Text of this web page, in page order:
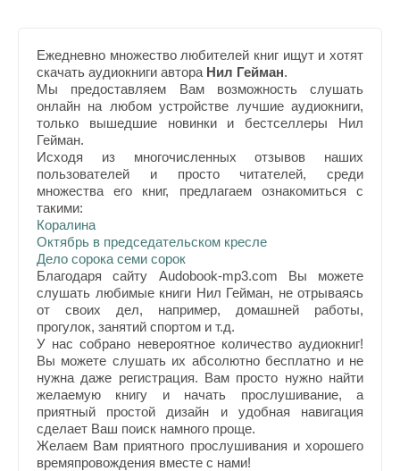
Ежедневно множество любителей книг ищут и хотят
скачать аудиокниги автора Нил Гейман.
Мы предоставляем Вам возможность слушать
онлайн на любом устройстве лучшие аудиокниги,
только вышедшие новинки и бестселлеры Нил
Гейман.
Исходя из многочисленных отзывов наших
пользователей и просто читателей, среди
множества его книг, предлагаем ознакомиться с
такими:
Коралина
Октябрь в председательском кресле
Дело сорока семи сорок
Благодаря сайту Audobook-mp3.com Вы можете
слушать любимые книги Нил Гейман, не отрываясь
от своих дел, например, домашней работы,
прогулок, занятий спортом и т.д.
У нас собрано невероятное количество аудиокниг!
Вы можете слушать их абсолютно бесплатно и не
нужна даже регистрация. Вам просто нужно найти
желаемую книгу и начать прослушивание, а
приятный простой дизайн и удобная навигация
сделает Ваш поиск намного проще.
Желаем Вам приятного прослушивания и хорошего
времяпровождения вместе с нами!